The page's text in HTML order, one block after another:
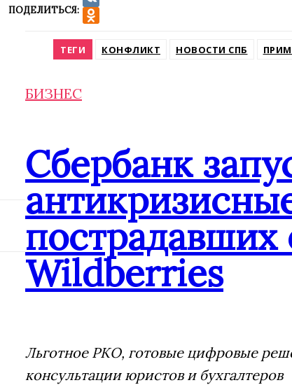
ПОДЕЛИТЬСЯ:
VK
ТЕГИ КОНФЛИКТ НОВОСТИ СПБ
БИЗНЕС
Сбербанк
пострадавших
Wildberries
Льготное РКО, готовые цифровые
консультации юристов и бухгалтеров